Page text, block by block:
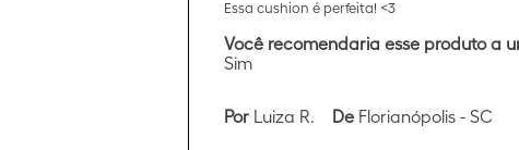
Essa cushion é perfeita! <3
Você recomendaria esse produto a
Sim
Por Luiza R. De Florianópolis - SC